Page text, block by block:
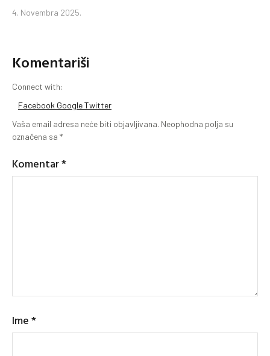
4. Novembra 2025.
Komentariši
Connect with:
Facebook GoogleTwitter
Vaša email adresa neće biti objavljivana. Neophodna polja su
označena sa *
Komentar*
Ime*